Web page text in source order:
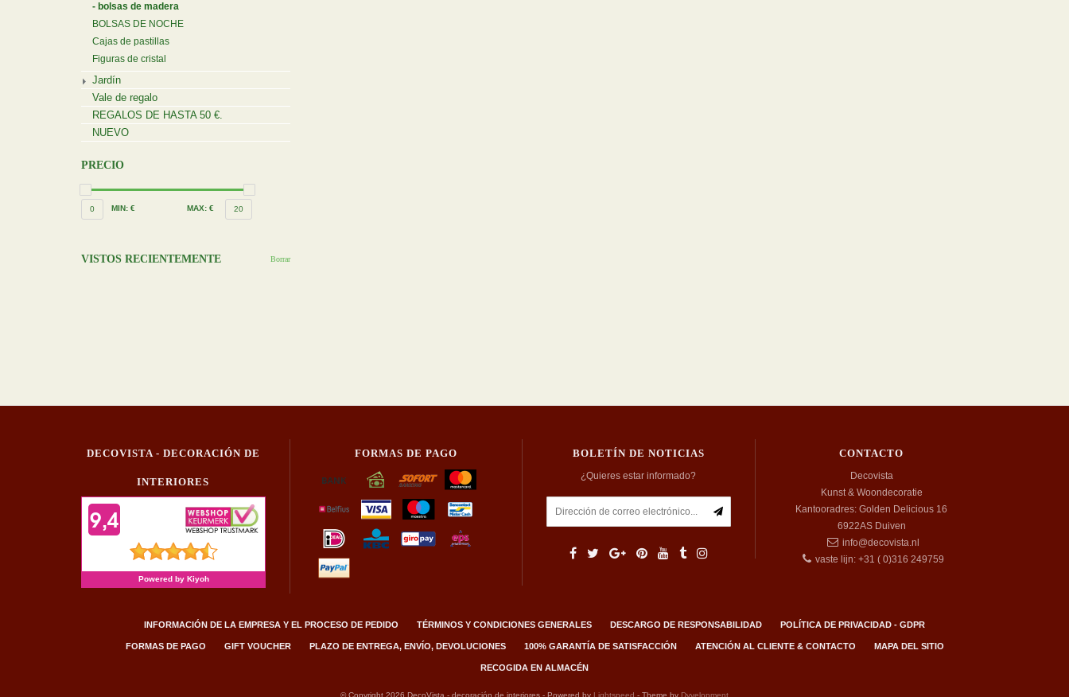
bolsas de madera
BOLSAS DE NOCHE
Cajas de pastillas
Figuras de cristal
Jardín
Vale de regalo
REGALOS DE HASTA 50 €.
NUEVO
PRECIO
0 MIN: € MAX: € 20
VISTOS RECIENTEMENTE Borrar
DECOVISTA - DECORACIÓN DE
INTERIORES
FORMAS DE PAGO BOLETÍN DE NOTICIAS
¿Quieres estar informado?
CONTACTO
Decovista
Kunst & Woondecoratie
Kantooradres: Golden Delicious 16
6922AS Duiven
info@decovista.nl
vaste lijn: +31 ( 0)316 249759
INFORMACIÓN DE LA EMPRESA Y EL PROCESO DE PEDIDO TÉRMINOS Y CONDICIONES GENERALES DESCARGO DE RESPONSABILIDAD POLÍTICA DE PRIVACIDAD - GDPR
FORMAS DE PAGO GIFT VOUCHER PLAZO DE ENTREGA, ENVÍO, DEVOLUCIONES 100% GARANTÍA DE SATISFACCIÓN ATENCIÓN AL CLIENTE & CONTACTO MAPA DEL SITIO
RECOGIDA EN ALMACÉN
© Copyright 2026 DecoVista - decoración de interiores - Powered by Lightspeed - Theme by Dyvelopment